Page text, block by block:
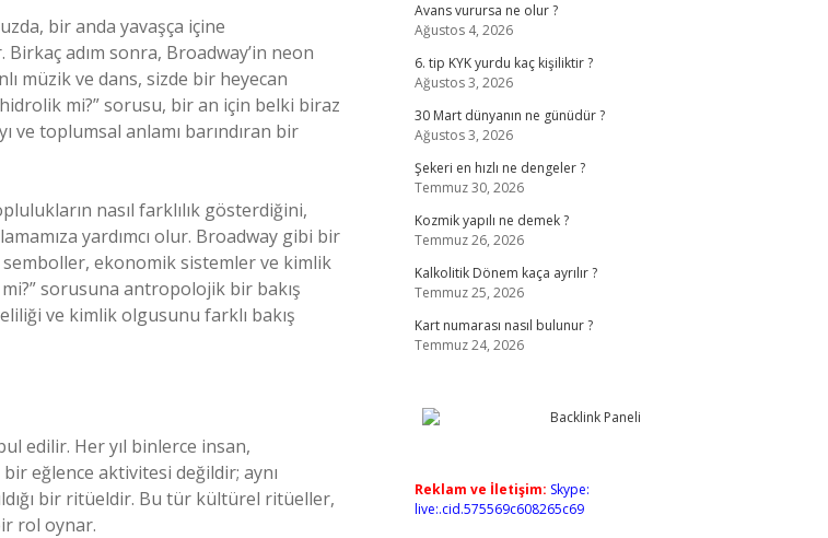
bir anda yavaşça içine
adım sonra, Broadway’in neon
müzik ve dans, sizde bir heyecan
hidrolik mi?” sorusu, bir an için belki biraz
toplumsal anlamı barındıran bir
nasıl farklılık gösterdiğini,
yardımcı olur. Broadway gibi bir
semboller, ekonomik sistemler ve kimlik
sorusuna antropolojik bir bakış
ve kimlik olgusunu farklı bakış
edilir. Her yıl binlerce insan,
eğlence aktivitesi değildir; aynı
bir ritüeldir. Bu tür kültürel ritüeller,
rol oynar.
Avans vurursa ne olur ?
Ağustos 4, 2026
6. tip KYK yurdu kaç kişiliktir ?
Ağustos 3, 2026
30 Mart dünyanın ne günüdür ?
Ağustos 3, 2026
Şekeri en hızlı ne dengeler ?
Temmuz 30, 2026
Kozmik yapılı ne demek ?
Temmuz 26, 2026
Kalkolitik Dönem kaça ayrılır ?
Temmuz 25, 2026
Kart numarası nasıl bulunur ?
Temmuz 24, 2026
Reklam ve İletişim: Skype:
live:.cid.575569c608265c69